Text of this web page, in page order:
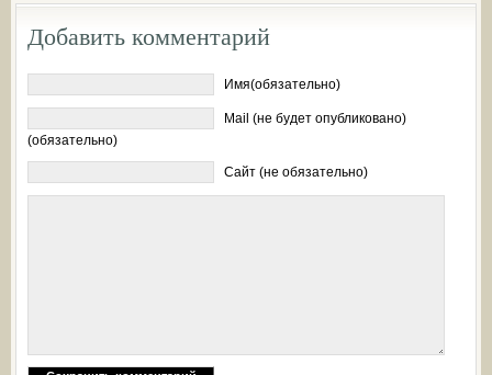
Добавить комментарий
Имя(обязательно)
Mail (не будет опубликовано)
(обязательно)
Сайт (не обязательно)